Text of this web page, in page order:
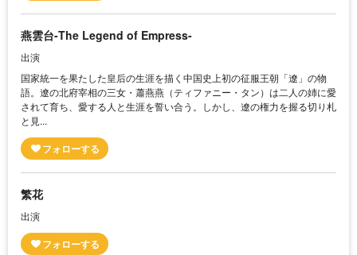
燕雲台-The Legend of Empress-
出演
国家統一を果たした皇后の生涯を描く中国史上初の征服王朝「遼」の物
語。遼の北府宰相の三女・蕭燕燕（ティファニー・タン）は二人の姉に愛
されて育ち、愛する人と生涯を誓い合う。しかし、遼の権力を握る切り札
と見...
繁花
出演